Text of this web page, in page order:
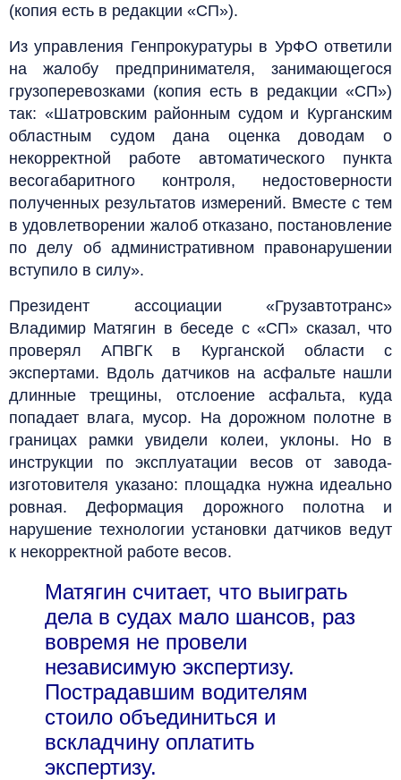
(копия есть в редакции «СП»).
Из управления Генпрокуратуры в УрФО ответили
на жалобу предпринимателя, занимающегося
грузоперевозками (копия есть в редакции «СП»)
так: «Шатровским районным судом и Курганским
областным судом дана оценка доводам о
некорректной работе автоматического пункта
весогабаритного контроля, недостоверности
полученных результатов измерений. Вместе с тем
в удовлетворении жалоб отказано, постановление
по делу об административном правонарушении
вступило в силу».
Президент ассоциации «Грузавтотранс»
Владимир Матягин в беседе с «СП» сказал, что
проверял АПВГК в Курганской области с
экспертами. Вдоль датчиков на асфальте нашли
длинные трещины, отслоение асфальта, куда
попадает влага, мусор. На дорожном полотне в
границах рамки увидели колеи, уклоны. Но в
инструкции по эксплуатации весов от завода-
изготовителя указано: площадка нужна идеально
ровная. Деформация дорожного полотна и
нарушение технологии установки датчиков ведут
к некорректной работе весов.
Матягин считает, что выиграть
дела в судах мало шансов, раз
вовремя не провели
независимую экспертизу.
Пострадавшим водителям
стоило объединиться и
вскладчину оплатить
экспертизу.